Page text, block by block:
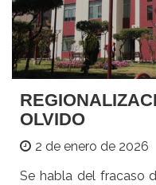
OLVIDO
2 de enero de 2026
Se habla del fracaso